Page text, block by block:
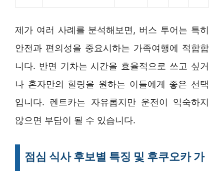
제가 여러 사례를 분석해보면, 버스 투어는 특히
안전과 편의성을 중요시하는 가족여행에 적합합
니다. 반면 기차는 시간을 효율적으로 쓰고 싶거
나 혼자만의 힐링을 원하는 이들에게 좋은 선택
입니다. 렌트카는 자유롭지만 운전이 익숙하지
않으면 부담이 될 수 있습니다.
점심 식사 후보별 특징 및 후쿠오카 가